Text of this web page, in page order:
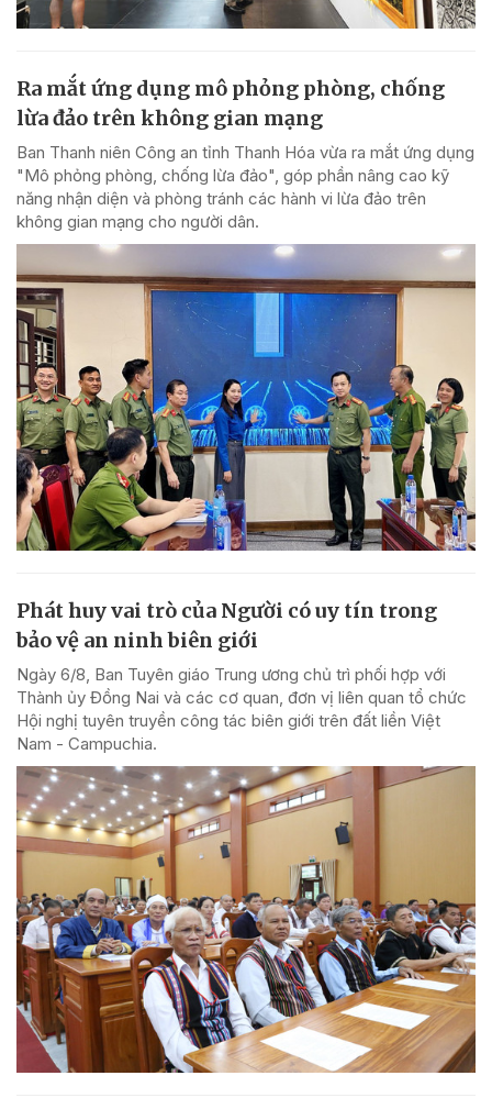
Ra mắt ứng dụng mô phỏng phòng, chống
lừa đảo trên không gian mạng
Ban Thanh niên Công an tỉnh Thanh Hóa vừa ra mắt ứng dụng
"Mô phỏng phòng, chống lừa đảo", góp phần nâng cao kỹ
năng nhận diện và phòng tránh các hành vi lừa đảo trên
không gian mạng cho người dân.
Phát huy vai trò của Người có uy tín trong
bảo vệ an ninh biên giới
Ngày 6/8, Ban Tuyên giáo Trung ương chủ trì phối hợp với
Thành ủy Đồng Nai và các cơ quan, đơn vị liên quan tổ chức
Hội nghị tuyên truyền công tác biên giới trên đất liền Việt
Nam - Campuchia.